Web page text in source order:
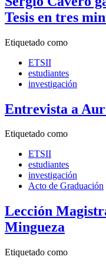
Tesis en tres
Etiquetado como
ETSII
estudiantes
investigación
Entrevista a
Etiquetado como
ETSII
estudiantes
investigación
Acto de Graduación
Lección
Mingueza
Etiquetado como